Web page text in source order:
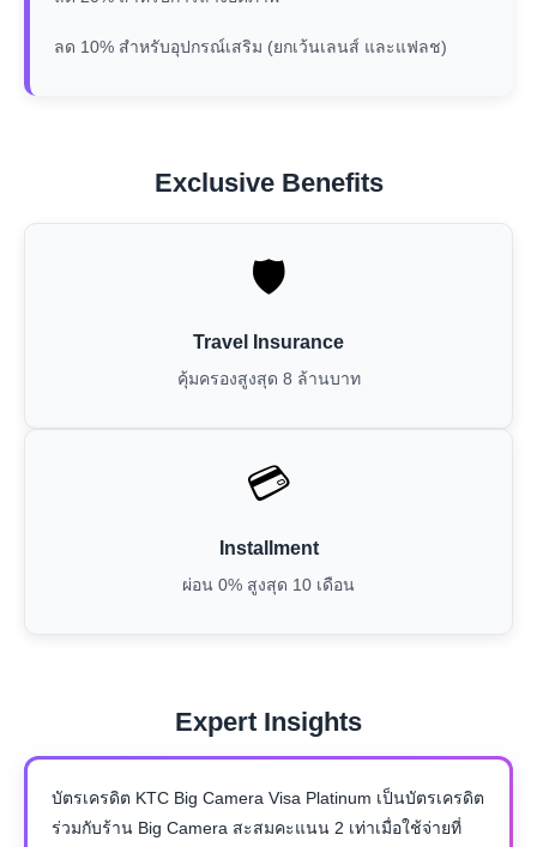
ลด 10% สำหรับอุปกรณ์เสริม (ยกเว้นเลนส์ และแฟลช)
Exclusive Benefits
🛡️
Travel Insurance
คุ้มครองสูงสุด 8 ล้านบาท
💳
Installment
ผ่อน 0% สูงสุด 10 เดือน
Expert Insights
บัตรเครดิต KTC Big Camera Visa Platinum เป็นบัตรเครดิต
ร่วมกับร้าน Big Camera สะสมคะแนน 2 เท่าเมื่อใช้จ่ายที่